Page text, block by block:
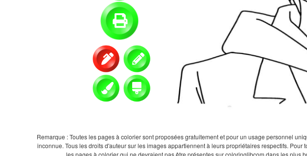
Remarque : Toutes les pages à colorier sont proposées gratuitement et pour un usage personnel
inconnue. Tous les droits d'auteur sur les images appartiennent à leurs propriétaires respectifs.
les pages à colorier qui ne devraient pas être présentes sur coloringlibcom dans les